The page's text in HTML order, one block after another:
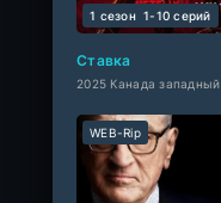
Ставка
2025 Канада западный
1 сезон 1-10 cерий
WEB-Rip